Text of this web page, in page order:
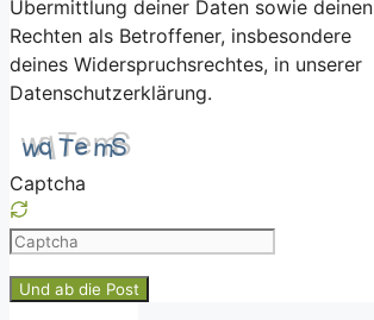
Übermittlung deiner Daten sowie deinen
Rechten als Betroffener, insbesondere
deines Widerspruchsrechtes, in unserer
Datenschutzerklärung.
Captcha
Please
the